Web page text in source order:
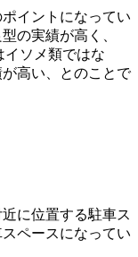
イントになってい
の実績が高く、
イソメ類ではな
高い、とのことで
に位置する駐車ス
ペースになってい